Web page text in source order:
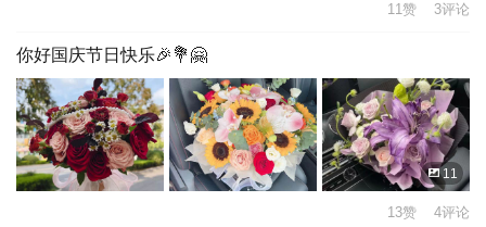
11赞 3评论
你好国庆节日快乐🎉💐🤗
11
13赞 4评论